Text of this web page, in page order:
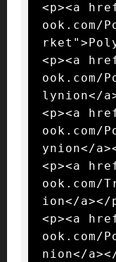
<p><a
ook.com/
<p><a
ook.com/
lynion</
<p><a
ook.com/
ynion</
<p><a
ook.com/
ion</a></
<p><a
ook.com/
nion</